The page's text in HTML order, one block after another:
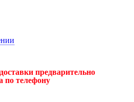
предварительно
по телефону